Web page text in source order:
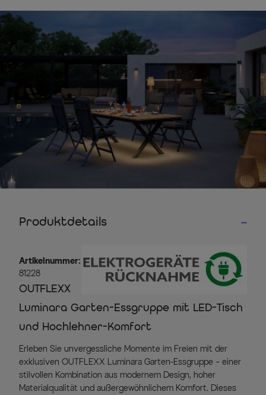
Produktdetails
Artikelnummer:
81228
OUTFLEXX
Luminara Garten-Essgruppe mit LED-Tisch
und Hochlehner-Komfort
Erleben Sie unvergessliche Momente im Freien mit der
exklusiven OUTFLEXX Luminara Garten-Essgruppe – einer
stilvollen Kombination aus modernem Design, hoher
Materialqualität und außergewöhnlichem Komfort. Dieses